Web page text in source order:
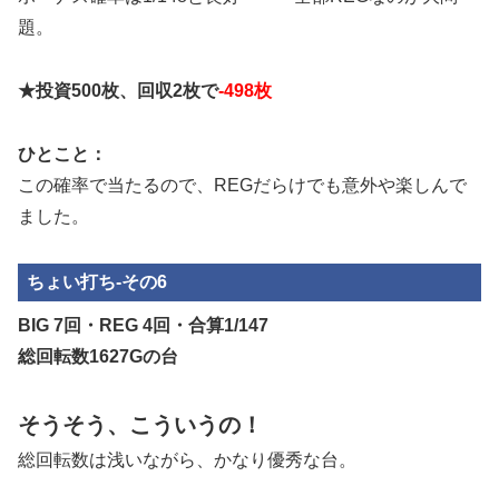
題。
★投資500枚、回収2枚で-498枚
ひとこと：
この確率で当たるので、REGだらけでも意外や楽しんで
ました。
ちょい打ち-その6
BIG 7回・REG 4回・合算1/147
総回転数1627Gの台
そうそう、こういうの！
総回転数は浅いながら、かなり優秀な台。